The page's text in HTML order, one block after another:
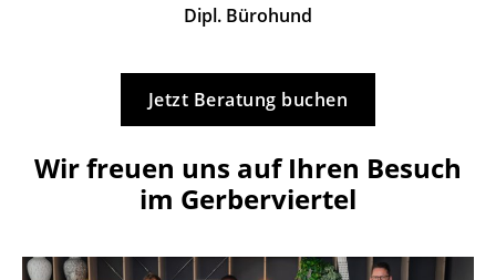
Dipl. Bürohund
Jetzt Beratung buchen
Wir freuen uns auf Ihren Besuch
im Gerberviertel